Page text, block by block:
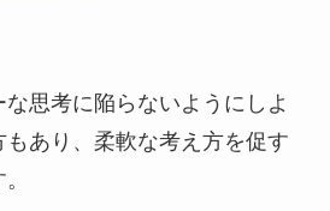
思考に陥らないようにしよ
もあり、柔軟な考え方を促す